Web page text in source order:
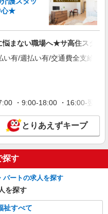
025
ー）（介護助手）
011
ー）（夜勤専従）
円（経験・能力等による）
割増（22〜5時）、夜勤手当
詳細を見る
心★
まない職場へ★サ高住スタッ
有/週払い有/交通費全支給(ガ
・9:00-18:00 ・16:00-
とりあえずキープ
探す
パートの求人を探す
を探す
祉すべて